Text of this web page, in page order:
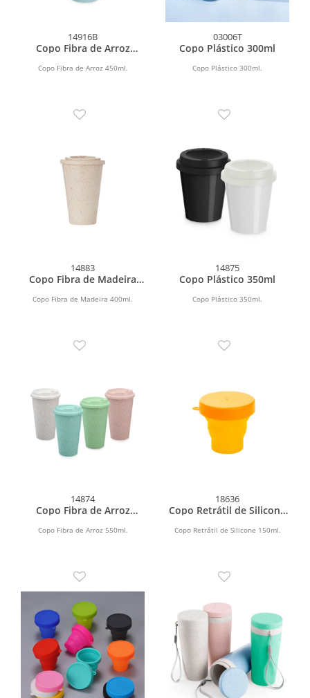
14916B
Copo Fibra de Arroz
Copo Fibra de Arroz 450ml.
03006T
Copo Plástico 300ml
Copo Plástico 300ml.
14883
Copo Fibra de Madeira
Copo Fibra de Madeira 400ml.
14875
Copo Plástico 350ml
Copo Plástico 350ml.
14874
Copo Fibra de Arroz
Copo Fibra de Arroz 550ml.
18636
Copo Retrátil de Silicone
Copo Retrátil de Silicone 150ml.